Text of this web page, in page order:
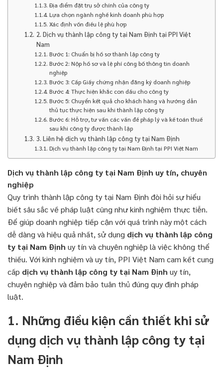
Địa điểm đặt trụ sở chính của công ty
Lựa chọn ngành nghề kinh doanh phù hợp
Xác định vốn điều lệ phù hợp
2. Dịch vụ thành lập công ty tại Nam Định tại PPI Việt
Nam
Bước 1: Chuẩn bị hồ sơ thành lập công ty
Bước 2: Nộp hồ sơ và lệ phí công bố thông tin doanh
nghiệp
Bước 3: Cấp Giấy chứng nhận đăng ký doanh nghiệp
Bước 4: Thực hiện khắc con dấu cho công ty
Bước 5: Chuyển kết quả cho khách hàng và hướng dẫn
thủ tục thực hiện sau khi thành lập công ty
Bước 6: Hỗ trợ, tư vấn các vấn đề pháp lý và kế toán thuế
sau khi công ty được thành lập
3. Liên hệ dịch vụ thành lập công ty tại Nam Định
Dịch vụ thành lập công ty tại Nam Định tại PPI Việt Nam
Dịch vụ thành lập công ty tại Nam Định uy tín, chuyên
nghiệp
Quy trình thành lập công ty tại Nam Định đòi hỏi sự hiểu
biết sâu sắc về pháp luật cũng như kinh nghiệm thực tiễn.
Để giúp doanh nghiệp tiếp cận với quá trình này một cách
dễ dàng và hiệu quả nhất, sử dụng dịch vụ thành lập công
ty tại Nam Định uy tín và chuyên nghiệp là việc không thể
thiếu. Với kinh nghiệm và uy tín, PPI Việt Nam cam kết cung
cấp dịch vụ thành lập công ty tại Nam Định uy tín,
chuyên nghiệp và đảm bảo tuân thủ đúng quy định pháp
luật.
1. Những điều kiện cần thiết khi sử
dụng dịch vụ thành lập công ty tại
Nam Định